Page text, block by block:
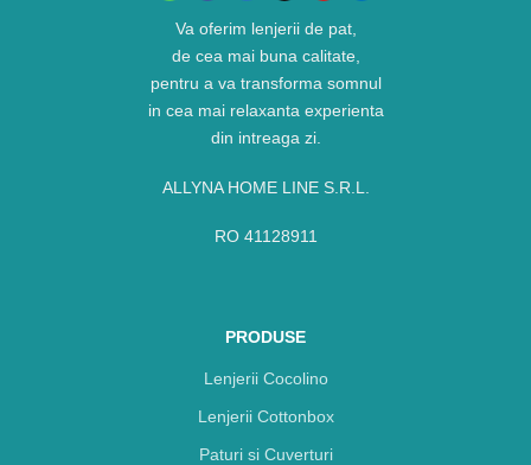
Va oferim lenjerii de pat,
de cea mai buna calitate,
pentru a va transforma somnul
in cea mai relaxanta experienta
din intreaga zi.
ALLYNA HOME LINE S.R.L.
RO 41128911
PRODUSE
Lenjerii Cocolino
Lenjerii Cottonbox
Paturi si Cuverturi